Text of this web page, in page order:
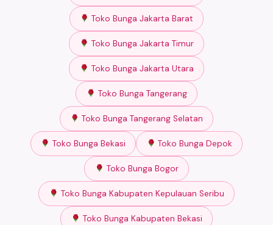
Toko Bunga Jakarta Barat
Toko Bunga Jakarta Timur
Toko Bunga Jakarta Utara
Toko Bunga Tangerang
Toko Bunga Tangerang Selatan
Toko Bunga Bekasi Toko Bunga Depok
Toko Bunga Bogor
Toko Bunga Kabupaten Kepulauan Seribu
Toko Bunga Kabupaten Bekasi